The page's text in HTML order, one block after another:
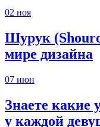
02 ноя
Шурук
мире дизайна
07 июн
Знаете
у каждой